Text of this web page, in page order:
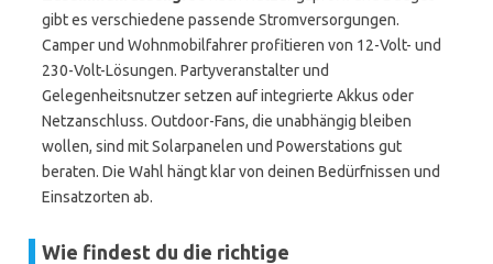
gibt es verschiedene passende Stromversorgungen.
Camper und Wohnmobilfahrer profitieren von 12-Volt- und
230-Volt-Lösungen. Partyveranstalter und
Gelegenheitsnutzer setzen auf integrierte Akkus oder
Netzanschluss. Outdoor-Fans, die unabhängig bleiben
wollen, sind mit Solarpanelen und Powerstations gut
beraten. Die Wahl hängt klar von deinen Bedürfnissen und
Einsatzorten ab.
Wie findest du die richtige